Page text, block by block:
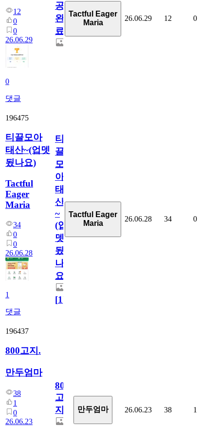
12
0
0
26.06.29
0
댓글
공
완
료
Tactful Eager
Maria
26.06.29 12 0
196475
티끌모아
태산~(업뎃
됬나요)
Tactful
Eager
Maria
34
0
0
26.06.28
1
댓글
티
끌
모
아
태
산
~
(업
뎃
됬
나
요)
[1]
Tactful Eager
Maria
26.06.28 34 0
196437
800고지.
만두엄마
38
1
0
26.06.23
800
고
지.
만두엄마 26.06.23 38 1